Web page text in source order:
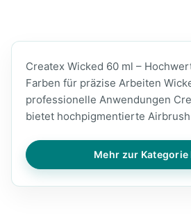
Createx Wicked 60 ml –
Farben für präzise Arbeiten
professionelle Anwendungen
bietet hochpigmentierte
Mehr zur Kategorie